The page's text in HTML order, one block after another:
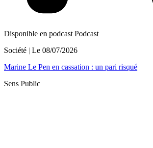
Disponible en podcast Podcast
Société | Le 08/07/2026
Marine Le Pen en cassation : un pari risqué
Sens Public